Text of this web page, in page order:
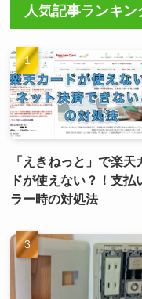
人気記事ランキン
「えきねっと」で楽天
ドが使えない？！支払
ラー時の対処法